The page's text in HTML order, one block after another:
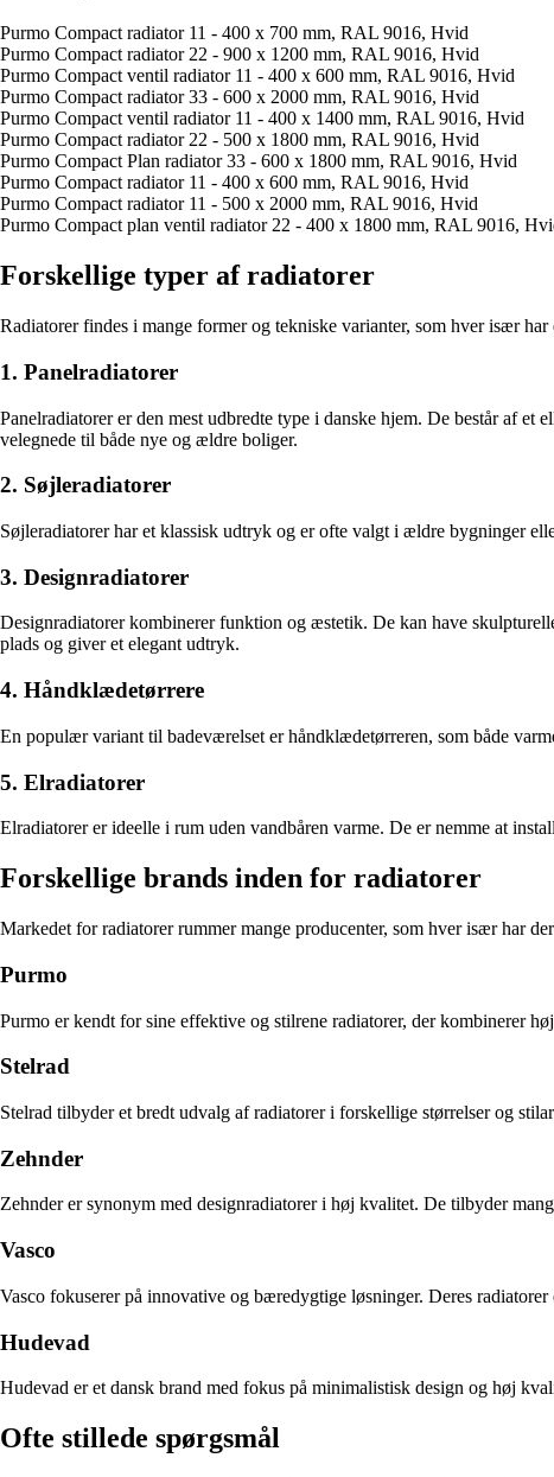
Purmo Compact radiator 11 - 400 x 700 mm, RAL 9016, Hvid
Purmo Compact radiator 22 - 900 x 1200 mm, RAL 9016, Hvid
Purmo Compact ventil radiator 11 - 400 x 600 mm, RAL 9016, Hvid
Purmo Compact radiator 33 - 600 x 2000 mm, RAL 9016, Hvid
Purmo Compact ventil radiator 11 - 400 x 1400 mm, RAL 9016, Hvid
Purmo Compact radiator 22 - 500 x 1800 mm, RAL 9016, Hvid
Purmo Compact Plan radiator 33 - 600 x 1800 mm, RAL 9016, Hvid
Purmo Compact radiator 11 - 400 x 600 mm, RAL 9016, Hvid
Purmo Compact radiator 11 - 500 x 2000 mm, RAL 9016, Hvid
Purmo Compact plan ventil radiator 22 - 400 x 1800 mm, RAL 9016,
Forskellige typer af radiatorer
Radiatorer findes i mange former og tekniske varianter, som hver især
1. Panelradiatorer
Panelradiatorer er den mest udbredte type i danske hjem. De består af
velegnede til både nye og ældre boliger.
2. Søjleradiatorer
Søjleradiatorer har et klassisk udtryk og er ofte valgt i ældre bygninger
3. Designradiatorer
Designradiatorer kombinerer funktion og æstetik. De kan have
plads og giver et elegant udtryk.
4. Håndklædetørrere
En populær variant til badeværelset er håndklædetørreren, som både
5. Elradiatorer
Elradiatorer er ideelle i rum uden vandbåren varme. De er nemme at
Forskellige brands inden for radiatorer
Markedet for radiatorer rummer mange producenter, som hver især har
Purmo
Purmo er kendt for sine effektive og stilrene radiatorer, der kombinerer
Stelrad
Stelrad tilbyder et bredt udvalg af radiatorer i forskellige størrelser og
Zehnder
Zehnder er synonym med designradiatorer i høj kvalitet. De tilbyder
Vasco
Vasco fokuserer på innovative og bæredygtige løsninger. Deres
Hudevad
Hudevad er et dansk brand med fokus på minimalistisk design og høj
Ofte stillede spørgsmål